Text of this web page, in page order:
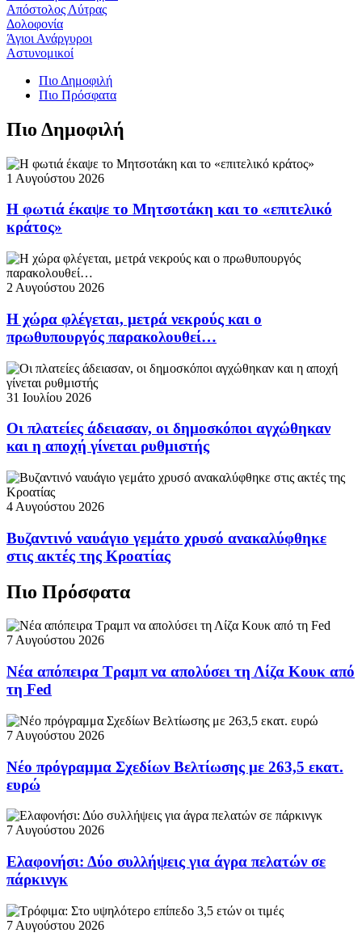
Απόστολος Λύτρας
Δολοφονία
Άγιοι Ανάργυροι
Αστυνομικοί
Πιο Δημοφιλή
Πιο Πρόσφατα
Πιο Δημοφιλή
1 Αυγούστου 2026
Η φωτιά έκαψε το Μητσοτάκη και το «επιτελικό
κράτος»
2 Αυγούστου 2026
Η χώρα φλέγεται, μετρά νεκρούς και ο
πρωθυπουργός παρακολουθεί…
31 Ιουλίου 2026
Οι πλατείες άδειασαν, οι δημοσκόποι αγχώθηκαν
και η αποχή γίνεται ρυθμιστής
4 Αυγούστου 2026
Βυζαντινό ναυάγιο γεμάτο χρυσό ανακαλύφθηκε
στις ακτές της Κροατίας
Πιο Πρόσφατα
7 Αυγούστου 2026
Νέα απόπειρα Τραμπ να απολύσει τη Λίζα Κουκ από
τη Fed
7 Αυγούστου 2026
Νέο πρόγραμμα Σχεδίων Βελτίωσης με 263,5 εκατ.
ευρώ
7 Αυγούστου 2026
Ελαφονήσι: Δύο συλλήψεις για άγρα πελατών σε
πάρκινγκ
7 Αυγούστου 2026